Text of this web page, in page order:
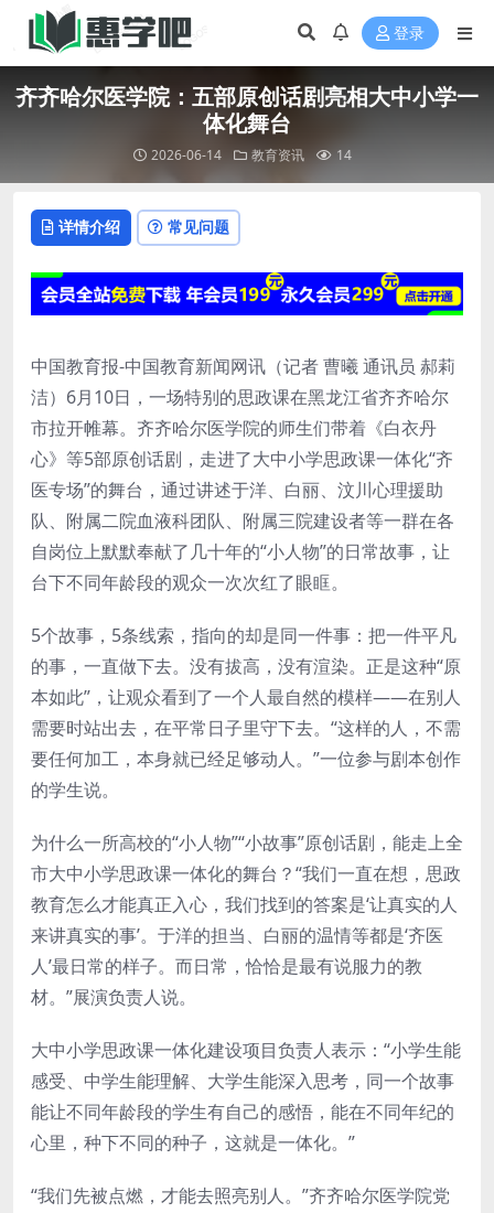
登录
齐齐哈尔医学院：五部原创话剧亮相大中小学一
体化舞台
2026-06-14 教育资讯 14
详情介绍 常见问题
中国教育报-中国教育新闻网讯（记者 曹曦 通讯员 郝莉
洁）6月10日，一场特别的思政课在黑龙江省齐齐哈尔
市拉开帷幕。齐齐哈尔医学院的师生们带着《白衣丹
心》等5部原创话剧，走进了大中小学思政课一体化“齐
医专场”的舞台，通过讲述于洋、白丽、汶川心理援助
队、附属二院血液科团队、附属三院建设者等一群在各
自岗位上默默奉献了几十年的“小人物”的日常故事，让
台下不同年龄段的观众一次次红了眼眶。
5个故事，5条线索，指向的却是同一件事：把一件平凡
的事，一直做下去。没有拔高，没有渲染。正是这种“原
本如此”，让观众看到了一个人最自然的模样——在别人
需要时站出去，在平常日子里守下去。“这样的人，不需
要任何加工，本身就已经足够动人。”一位参与剧本创作
的学生说。
为什么一所高校的“小人物”“小故事”原创话剧，能走上全
市大中小学思政课一体化的舞台？“我们一直在想，思政
教育怎么才能真正入心，我们找到的答案是‘让真实的人
来讲真实的事’。于洋的担当、白丽的温情等都是‘齐医
人’最日常的样子。而日常，恰恰是最有说服力的教
材。”展演负责人说。
大中小学思政课一体化建设项目负责人表示：“小学生能
感受、中学生能理解、大学生能深入思考，同一个故事
能让不同年龄段的学生有自己的感悟，能在不同年纪的
心里，种下不同的种子，这就是一体化。”
“我们先被点燃，才能去照亮别人。”齐齐哈尔医学院党